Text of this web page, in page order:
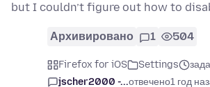
but I couldn’t figure out how to
Архивировано 1 504
Firefox for iOS Settings
jscher2000 -...отвечено1 год